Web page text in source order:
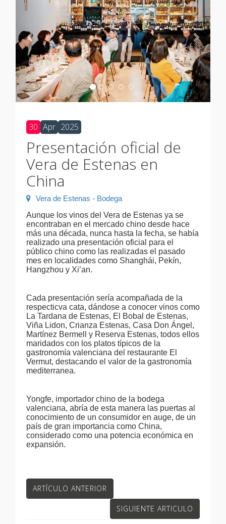
30 Apr 2025
Presentación oficial de
Vera de Estenas en
China
Vera de Estenas - Bodega
Aunque los vinos del Vera de Estenas ya se
encontraban en el mercado chino desde hace
más una década, nunca hasta la fecha, se había
realizado una presentación oficial para el
público chino como las realizadas el pasado
mes en localidades como Shanghái, Pekín,
Hangzhou y Xi’an.
Cada presentación sería acompañada de la
respecticva cata, dándose a conocer vinos como
La Tardana de Estenas, El Bobal de Estenas,
Viña Lidon, Crianza Estenas, Casa Don Ángel,
Martínez Bermell y Reserva Estenas, todos ellos
maridados con los platos típicos de la
gastronomía valenciana del restaurante El
Vermut, destacando el valor de la gastronomía
mediterranea.
Yongfe, importador chino de la bodega
valenciana, abría de esta manera las puertas al
conocimiento de un consumidor en auge, de un
país de gran importancia como China,
considerado como una potencia económica en
expansión.
ARTÍCULO ANTERIOR
SIGUIENTE ARTICULO